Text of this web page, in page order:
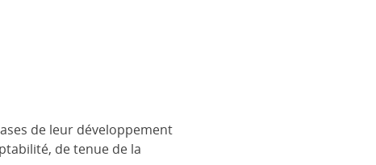
de leur développement
de tenue de la